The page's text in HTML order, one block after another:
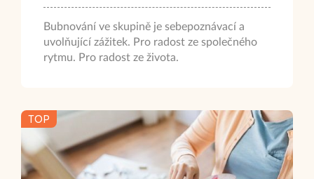
Bubnování ve skupině je sebepoznávací a
uvolňující zážitek. Pro radost ze společného
rytmu. Pro radost ze života.
TOP